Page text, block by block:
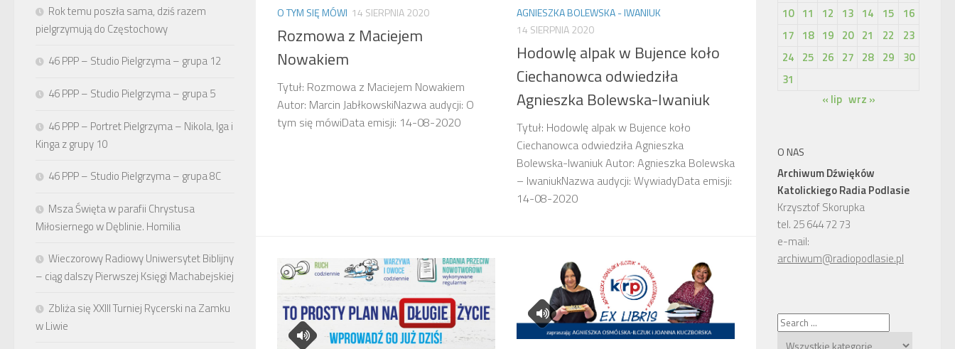
O TYM SIĘ MÓWI 14 SIERPNIA 2020
Rozmowa z Maciejem
Nowakiem
Tytuł: Rozmowa z Maciejem Nowakiem
Autor: Marcin JabłkowskiNazwa audycji: O
tym się mówiData emisji: 14-08-2020
AGNIESZKA BOLEWSKA - IWANIUK
14 SIERPNIA 2020
Hodowlę alpak w Bujence koło
Ciechanowca odwiedziła
Agnieszka Bolewska-Iwaniuk
Tytuł: Hodowlę alpak w Bujence koło
Ciechanowca odwiedziła Agnieszka
Bolewska-Iwaniuk Autor: Agnieszka Bolewska
– IwaniukNazwa audycji: WywiadyData emisji:
14-08-2020
Rok temu poszła sama, dziś razem
pielgrzymują do Częstochowy
46 PPP – Studio Pielgrzyma – grupa 12
46 PPP – Studio Pielgrzyma – grupa 5
46 PPP – Portret Pielgrzyma – Nikola, Iga i
Kinga z grupy 10
46 PPP – Studio Pielgrzyma – grupa 8C
Msza Święta w parafii Chrystusa
Miłosiernego w Dęblinie. Homilia
Wieczorowy Radiowy Uniwersytet Biblijny
– ciąg dalszy Pierwszej Księgi Machabejskiej
Zbliża się XXIII Turniej Rycerski na Zamku
w Liwie
10 11 12 13 14 15
16
17 18 19 20 21 22
23
24 25 26 27 28 29
30
31
« lip wrz »
O NAS
Archiwum Dźwięków
Katolickiego Radia Podlasie
Krzysztof Skorupka
tel. 25 644 72 73
e-mail:
archiwum@radiopodlasie.pl